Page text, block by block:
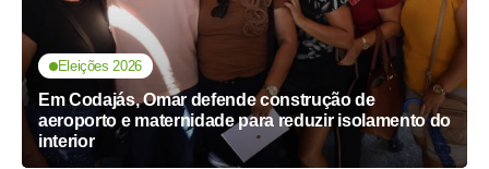
Eleições 2026
Em Codajás, Omar defende construção de
aeroporto e maternidade para reduzir isolamento do
interior